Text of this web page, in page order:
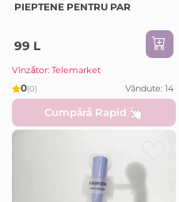
PIEPTENE PENTRU PAR
99 L
Vînzător: Telemarket
0(0) Vândute: 14
Cumpără Rapid